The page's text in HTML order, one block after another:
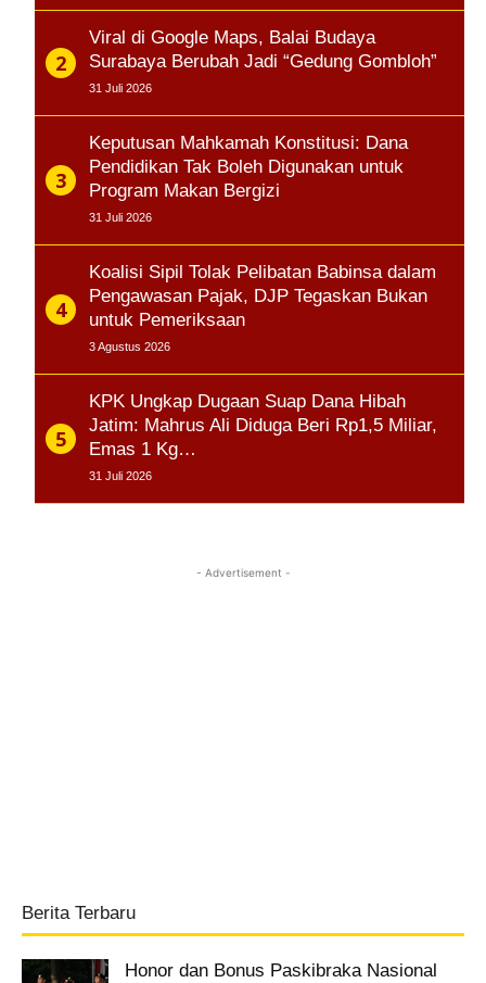
Viral di Google Maps, Balai Budaya
Surabaya Berubah Jadi “Gedung Gombloh”
31 Juli 2026
Keputusan Mahkamah Konstitusi: Dana
Pendidikan Tak Boleh Digunakan untuk
Program Makan Bergizi
31 Juli 2026
Koalisi Sipil Tolak Pelibatan Babinsa dalam
Pengawasan Pajak, DJP Tegaskan Bukan
untuk Pemeriksaan
3 Agustus 2026
KPK Ungkap Dugaan Suap Dana Hibah
Jatim: Mahrus Ali Diduga Beri Rp1,5 Miliar,
Emas 1 Kg…
31 Juli 2026
- Advertisement -
Berita Terbaru
Honor dan Bonus Paskibraka Nasional